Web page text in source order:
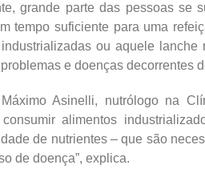
grande parte das pessoas se
tempo suficiente para uma
ou aquele
e doenças decorrentes
Asinelli, nutrólogo na
consumir alimentos
de nutrientes – que são
de doença”, explica.